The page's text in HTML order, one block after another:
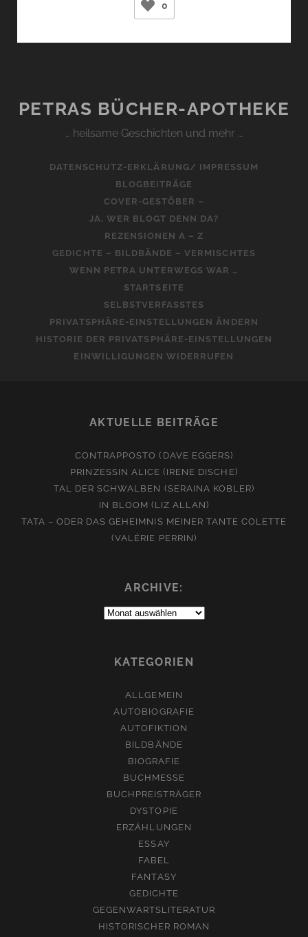
0
PETRAS BÜCHER-APOTHEKE
… heilsame Geschichten und mehr …
DATENSCHUTZ-ERKLÄRUNG/ IMPRESSUM
BLOGBEITRÄGE
COVER-GESTÖBER –
JA, WER BLOGT DENN DA?
REZENSIONEN A – Z
GEDICHTE – BILDBÄNDE – VERMISCHTES
WENN PETRA UNTERWEGS WAR …
STARTSEITE
SELBSTVERFASSTES
PRIVATSPHÄRE-EINSTELLUNGEN ÄNDERN
HISTORIE DER PRIVATSPHÄRE-EINSTELLUNGEN
EINWILLIGUNGEN WIDERRUFEN
AKTUELLE BEITRÄGE
CONTRAPPOSTO (DAVE EGGERS)
PRINZESSIN ALICE (IRENE DISCHE)
TAL DER SCHWALBEN (SERAINA KOBLER)
IN BLOOM (LIZ ALLAN)
TATA – ODER DAS GEHEIMNIS MEINER TANTE COLETTE
(VALÉRIE PERRIN)
ARCHIVE:
Archive:
KATEGORIEN
ALLGEMEIN
AUTOBIOGRAFIE
AUTOFIKTION
BILDBÄNDE
BIOGRAFIE
BUCHMESSE
BUCHPREISTRÄGER
DYSTOPIE
ERZÄHLUNGEN
ESSAY
FABEL
FANTASY
GEDICHTE
GEGENWARTSLITERATUR
HISTORISCHER ROMAN